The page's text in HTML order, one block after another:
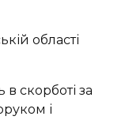
області
скорботі за
і